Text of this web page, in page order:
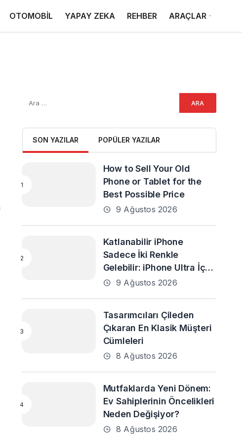
OTOMOBİL YAPAY ZEKA REHBER ARAÇLAR
SON YAZILAR POPÜLER YAZILAR
How to Sell Your Old
Phone or Tablet for the
Best Possible Price
9 Ağustos 2026
Katlanabilir iPhone
Sadece İki Renkle
Gelebilir: iPhone Ultra İçin
Yeni Sızıntı
9 Ağustos 2026
Tasarımcıları Çileden
Çıkaran En Klasik Müşteri
Cümleleri
8 Ağustos 2026
Mutfaklarda Yeni Dönem:
Ev Sahiplerinin Öncelikleri
Neden Değişiyor?
8 Ağustos 2026